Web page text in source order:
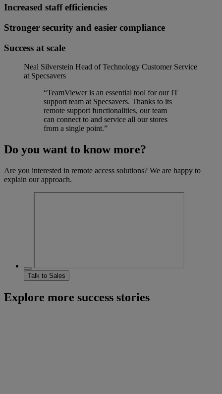
Increased staff efficiencies
Stronger security and easier compliance
Success at scale
Neal Silverstein Head of Technology Customer Service
at Specsavers
“TeamViewer is an essential tool for our IT
support team at Specsavers. Thanks to its
remote support functionalities, our team
can connect to and service all our stores
from a single point.”
Do you want to know more?
Are you interested in remote access solutions? We are happy to
explain our approach.
Talk to Sales
Explore more success stories